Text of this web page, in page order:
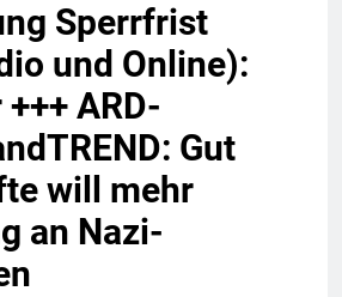
Sperrfrist
und Online):
ARD-
Gut
will mehr
an Nazi-